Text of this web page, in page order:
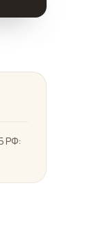
РФ: